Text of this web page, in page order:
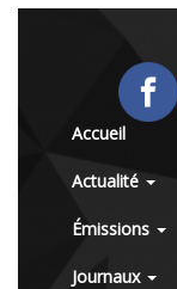
Accueil
Actualité
Émissions
Journaux